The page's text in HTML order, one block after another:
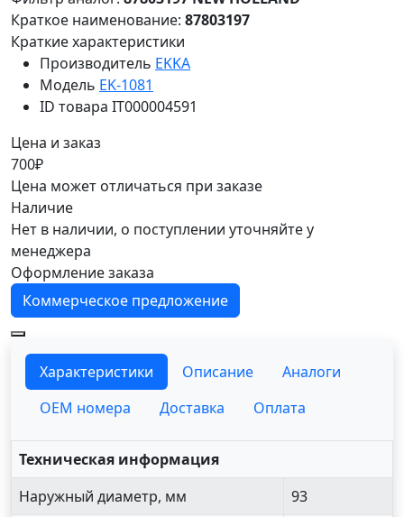
Краткое наименование: 87803197
Краткие характеристики
Производитель EKKA
Модель EK-1081
ID товара IT000004591
Цена и заказ
700₽
Цена может отличаться при заказе
Наличие
Нет в наличии, о поступлении уточняйте у
менеджера
Оформление заказа
Коммерческое предложение
Характеристики Описание
Аналоги
OEM номера
Доставка Оплата
Техническая информация
Наружный диаметр, мм
93